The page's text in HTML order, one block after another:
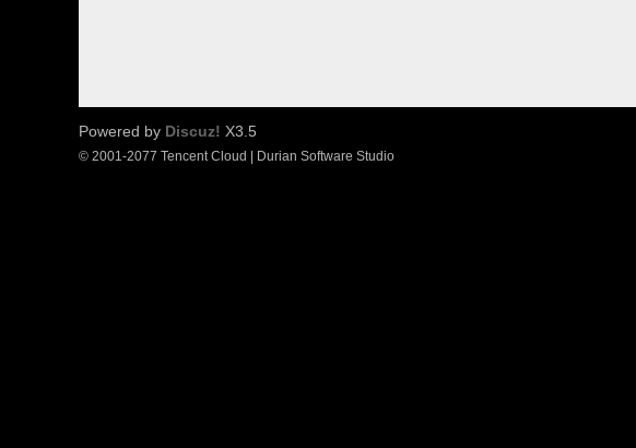
Powered by Discuz! X3.5
© 2001-2077 Tencent Cloud | Durian Software Studio